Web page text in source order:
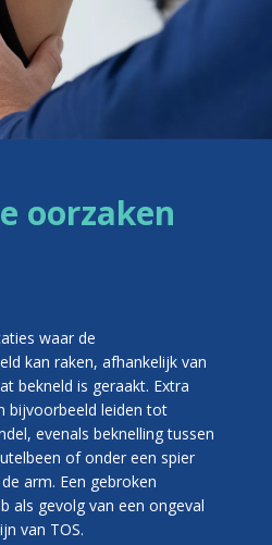
oorzaken
waar de
kan raken, afhankelijk van
bekneld is geraakt. Extra
bijvoorbeeld leiden tot
evenals beknelling tussen
of onder een spier
arm. Een gebroken
als gevolg van een ongeval
van TOS.